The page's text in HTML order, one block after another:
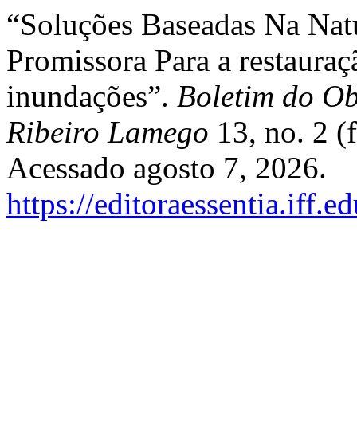
“Soluções Baseadas Na
Promissora Para a
inundações”. Boletim do
Ribeiro Lamego 13, no. 2
Acessado agosto 7, 2026.
https://